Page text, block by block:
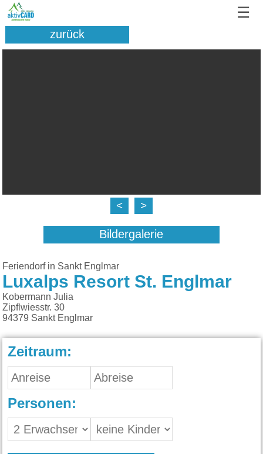
☰
zurück
< >
Bildergalerie
Feriendorf in Sankt Englmar
Luxalps Resort St. Englmar
Kobermann Julia
Zipflwiesstr. 30
94379 Sankt Englmar
Zeitraum:
Personen: